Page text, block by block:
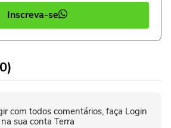
Inscreva-se
com todos comentários, faça Login
na sua conta Terra